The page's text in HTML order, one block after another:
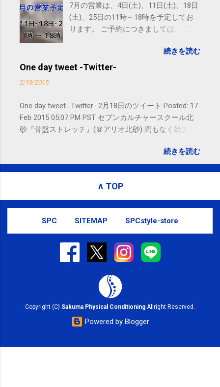
7月の営業は、4日(土)、11日(土)、18日
(土)、25日の11時～18時を予定してお
ります。 ご予約につきましては、 こち
れないことがありますので、ご予約、
お問い合わせはSMS（ショートメッセ
続きを読む
One day tweet -Twitter-
2/19/2015
One day tweet -Twitter- 2月18日のツイート Posted: 17
Feb 2015 05:07 PM PST セブンカルチャースクール北
砂『骨盤ストレッチ』(＠アリオ北砂) 間もなく始まり
subscribed to email updates from サクマフィジカルコ
ンディショニング(@SPCstyle) - Twilog To stop
Email delivery powered by Google Google Inc., 1600
Amphitheatre Parkway, Mountain View, CA 94043,
続きを読む
∧ TOP
SPC SITEMAP SPCstyle-store
Copyright (C) Sakuma Physical Conditioning Allright Reserved.
Powered by Blogger